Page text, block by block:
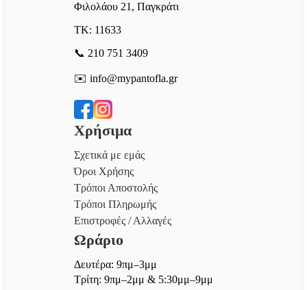
Φιλολάου 21, Παγκράτι
ΤΚ: 11633
📞 210 751 3409
✉️ info@mypantofla.gr
Χρήσιμα
Σχετικά με εμάς
Όροι Χρήσης
Τρόποι Αποστολής
Τρόποι Πληρωμής
Επιστροφές / Αλλαγές
Ωράριο
Δευτέρα: 9πμ–3μμ
Τρίτη: 9πμ–2μμ & 5:30μμ–9μμ